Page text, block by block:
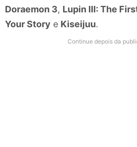
Doraemon 3, Lupin III: The
Your Story e Kiseijuu.
Continue depois da